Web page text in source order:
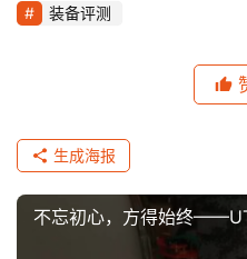
装备评测
生成海报
不忘初心，方得始终